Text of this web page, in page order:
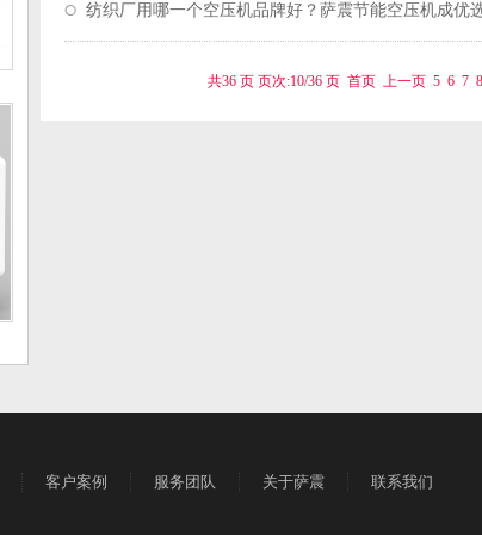
纺织厂用哪一个空压机品牌好？萨震节能空压机成优
共36 页 页次:10/36 页 首页 上一页 5 6 7 8
客户案例 服务团队 关于萨震 联系我们